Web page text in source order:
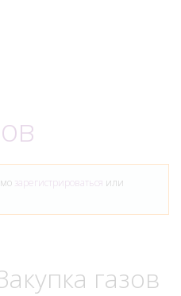
зарегистрироваться или
газов